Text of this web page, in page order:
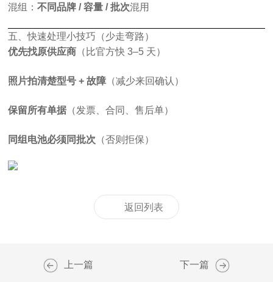
混组：不同品牌 / 容量 / 批次混用
五、快速处理小技巧（少走弯路）
优先找原供应商 （比官方快 3–5 天）
照片拍清楚型号 + 故障 （减少来回确认）
保留所有单据 （发票、合同、售后单）
同组电池必须同批次 （否则拒保）
返回列表
上一篇 下一篇